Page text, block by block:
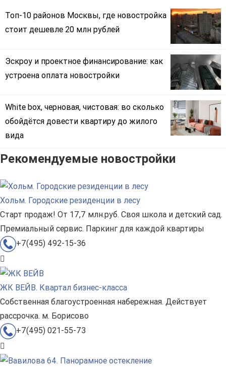
Топ-10 районов Москвы, где новостройка
стоит дешевле 20 млн рублей
Эскроу и проектное финансирование: как
устроена оплата новостройки
White box, черновая, чистовая: во сколько
обойдётся довести квартиру до жилого
вида
Рекомендуемые новостройки
Хольм. Городские резиденции в лесу
Старт продаж! От 17,7 млн.руб. Своя школа и детский сад.
Премиальный сервис. Паркинг для каждой квартиры
+7(495) 492-15-36
ЖК ВЕЙВ. Квартал бизнес-класса
Собственная благоустроенная набережная. Действует
рассрочка. м. Борисово
+7(495) 021-55-73